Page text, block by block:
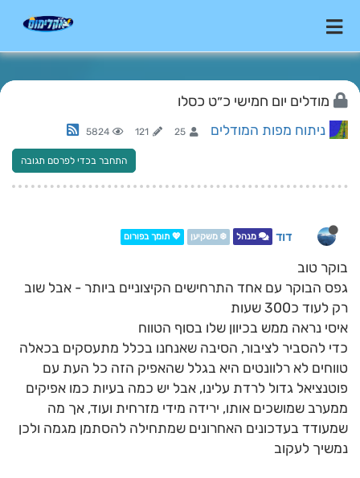
מודלים יום חמישי כ״ט כסלו
ניתוח מפות המודלים 25
121
5824
התחבר בכדי לפרסם תגובה
דוד מנהל ❄️ משקיען 💖 תומך בפורום
בוקר טוב
גפס הבוקר עם אחד התרחישים הקיצוניים ביותר - אבל שוב
רק לעוד כ300 שעות
איסי נראה ממש בכיוון שלו בסוף הטווח
כדי להסביר לציבור, הסיבה שאנחנו בכלל מתעסקים בכאלה
טווחים לא רלוונטים היא בגלל שהאפיק הזה כל העת עם
פוטנציאל גדול לרדת עלינו, אבל יש כמה בעיות כמו אפיקים
ממערב שמושכים אותו, ירידה מידי מזרחית ועוד, אך מה
שמעודד בעדכונים האחרונים שמתחילה להסתמן מגמה ולכן
נמשיך לעקוב